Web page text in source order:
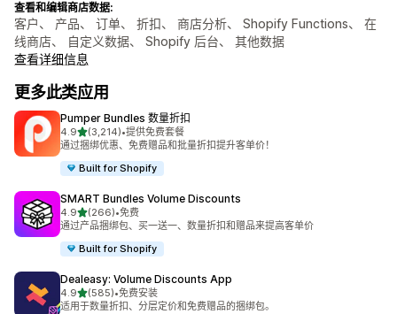
查看和编辑商店数据:
客户、 产品、 订单、 折扣、 商店分析、 Shopify Functions、 在
线商店、 自定义数据、 Shopify 后台、 其他数据
查看详细信息
更多此类应用
Pumper Bundles 数量折扣
4.9星（满分 5 星）
(3,214)
总共 3214 条评论
•提供免费套餐
通过捆绑优惠、免费赠品和批量折扣提升客单价！
Built for Shopify
SMART Bundles Volume Discounts
4.9星（满分 5 星）
(266)
总共 266 条评论
•免费
通过产品捆绑包、买一送一、数量折扣和赠品来提高客单价
Built for Shopify
Dealeasy: Volume Discounts App
4.9星（满分 5 星）
(585)
总共 585 条评论
•免费安装
适用于数量折扣、分层定价和免费赠品的捆绑包。